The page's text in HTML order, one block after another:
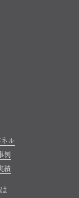
ル
例
績